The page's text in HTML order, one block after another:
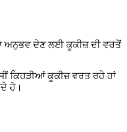
ਅਨੁਭਵ ਦੇਣ ਲਈ ਕੂਕੀਜ਼ ਦੀ ਵਰਤੋਂ
ਕਿਹੜੀਆਂ ਕੂਕੀਜ਼ ਵਰਤ ਰਹੇ ਹਾਂ
ਹੋ।